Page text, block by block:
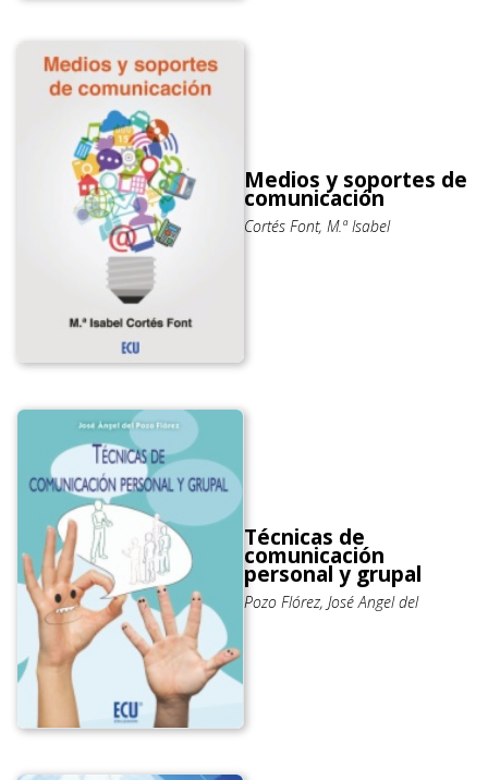
Medios y soportes de
comunicación
Cortés Font, M.ª Isabel
Técnicas de
comunicación
personal y grupal
Pozo Flórez, José Angel del